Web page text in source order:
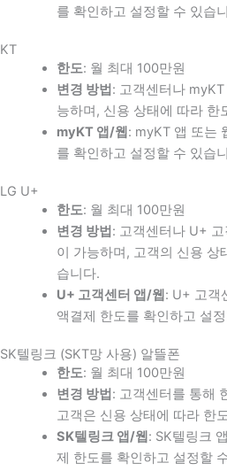
를 확인하고 설정할 수 있습
KT
한도: 월 최대 100만원
변경 방법 : 고객센터나
능하며, 신용 상태에 따라 한
myKT 앱/웹 : myKT 앱 또는
를 확인하고 설정할 수 있습
LG U+
한도: 월 최대 100만원
변경 방법 : 고객센터나 U+
이 가능하며, 고객의 신용 상
습니다.
U+ 고객센터 앱/웹 : U+ 고객
액결제 한도를 확인하고 설
SK텔링크 (SKT망 사용) 알뜰폰
한도: 월 최대 100만원
변경 방법 : 고객센터를 통해
고객은 신용 상태에 따라 한
SK텔링크 앱/웹 : SK텔링크
제 한도를 확인하고 설정할